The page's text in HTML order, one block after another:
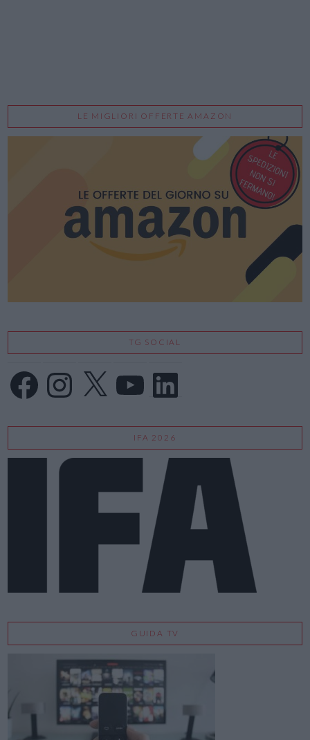
LE MIGLIORI OFFERTE AMAZON
TG SOCIAL
FacebookInstagram
X LinkedIn
IFA 2026
GUIDA TV